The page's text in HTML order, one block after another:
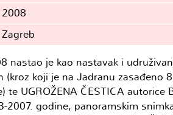
2008
Zagreb
nastao je kao nastavak i
(kroz koji je na Jadranu zasađeno
te UGROŽENA ČESTICA autorice
godine, panoramskim